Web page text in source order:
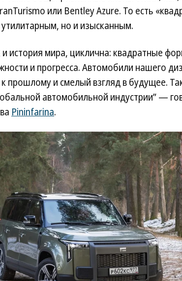
или Bentley Azure. То есть
но и изысканным.
и история мира, циклична: квадратные
и прогресса. Автомобили нашего
прошлому и смелый взгляд в будущее.
автомобильной индустрии” —
Pininfarina.